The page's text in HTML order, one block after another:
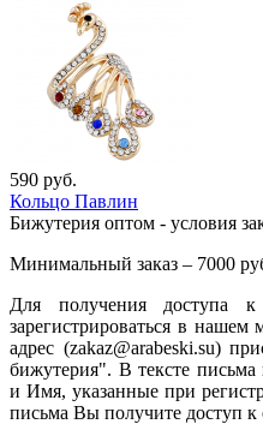
590 руб.
Кольцо Павлин
Бижутерия оптом - условия
Минимальный заказ – 7000
Для получения доступа
зарегистрироваться в нашем
адрес (zakaz@arabeski.su)
бижутерия". В тексте
и Имя, указанные при
письма Вы получите доступ